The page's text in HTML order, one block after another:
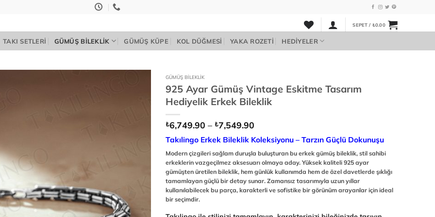
SEPET / ₺0.00
TAKI SETLERI GÜMÜŞ BILEKLIK GÜMÜŞ KÜPE KOL DÜĞMESI YAKA ROZETI HEDIYELER
GÜMÜŞ BILEKLIK
925 Ayar Gümüş Vintage Eskitme Tasarım
Hediyelik Erkek Bileklik
₺6,749.90 – ₺7,549.90Fiyat
₺6,749.90
₺7,549.90
Takılingo Erkek Bileklik Koleksiyonu – Tarzın Güçlü Dokunuşu
Modern çizgileri sağlam duruşla buluşturan bu erkek gümüş bileklik, stil sahibi
erkeklerin vazgeçilmez aksesuarı olmaya aday. Yüksek kaliteli 925 ayar
gümüşten üretilen bileklik, hem günlük kullanımda hem de özel davetlerde şıklığı
tamamlayan güçlü bir detay sunar. Zamansız tasarımıyla uzun yıllar
kullanılabilecek bu parça, karakterli ve sofistike bir görünüm arayanlar için ideal
bir seçimdir.